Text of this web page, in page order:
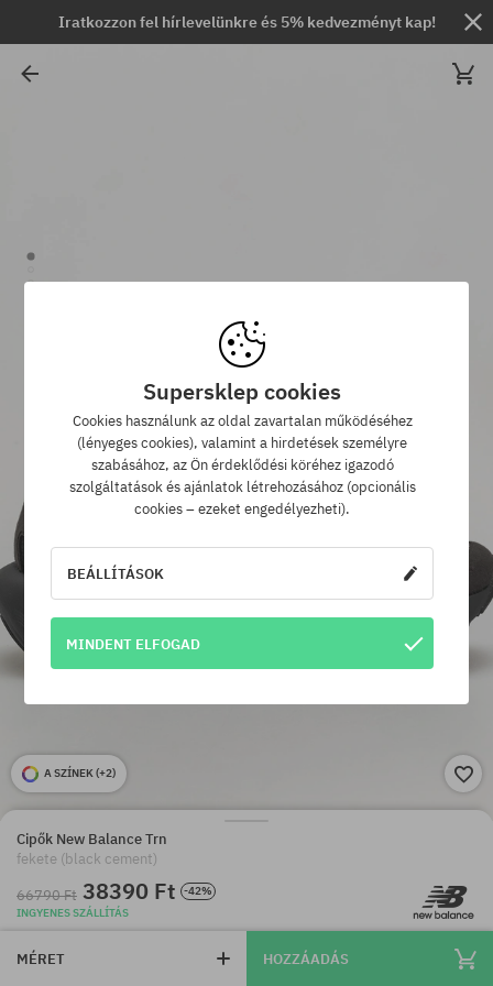
Iratkozzon fel hírlevelünkre és 5% kedvezményt kap!
A SZÍNEK (+2)
Cipők New Balance Trn
fekete (black cement)
66790 Ft 38390 Ft
-42%
INGYENES SZÁLLÍTÁS
MÉRET HOZZÁADÁS
Supersklep cookies
Cookies használunk az oldal zavartalan működéséhez
(lényeges cookies), valamint a hirdetések személyre
szabásához, az Ön érdeklődési köréhez igazodó
szolgáltatások és ajánlatok létrehozásához (opcionális
cookies – ezeket engedélyezheti).
BEÁLLÍTÁSOK
MINDENT ELFOGAD